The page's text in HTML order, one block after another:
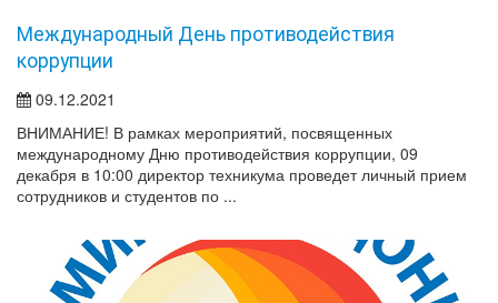
Международный День противодействия
коррупции
09.12.2021
ВНИМАНИЕ! В рамках мероприятий, посвященных
международному Дню противодействия коррупции, 09
декабря в 10:00 директор техникума проведет личный прием
сотрудников и студентов по ...